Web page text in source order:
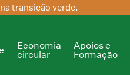
transição verde.
Economia
circular
Apoios e
Formação